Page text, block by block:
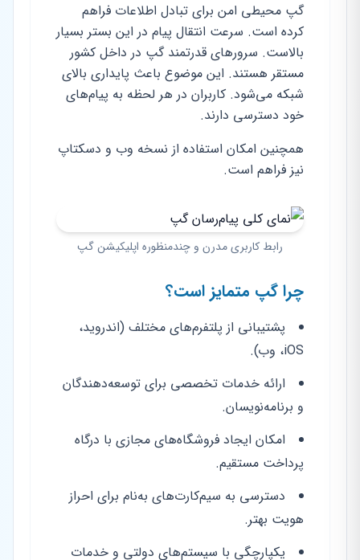
گپ محیطی امن برای تبادل اطلاعات فراهم
کرده است. سرعت انتقال پیام در این بستر بسیار
بالاست. سرورهای قدرتمند گپ در داخل کشور
مستقر هستند. این موضوع باعث پایداری بالای
شبکه می‌شود. کاربران در هر لحظه به پیام‌های
خود دسترسی دارند.
همچنین امکان استفاده از نسخه وب و دسکتاپ
نیز فراهم است.
رابط کاربری مدرن و چندمنظوره اپلیکیشن گپ
چرا گپ متمایز است؟
پشتیبانی از پلتفرم‌های مختلف (اندروید،
iOS، وب).
ارائه خدمات تخصصی برای توسعه‌دهندگان
و برنامه‌نویسان.
امکان ایجاد فروشگاه‌های مجازی با درگاه
پرداخت مستقیم.
دسترسی به سیم‌کارت‌های به‌نام برای احراز
هویت بهتر.
یکپارچگی با سیستم‌های دولتی و خدمات